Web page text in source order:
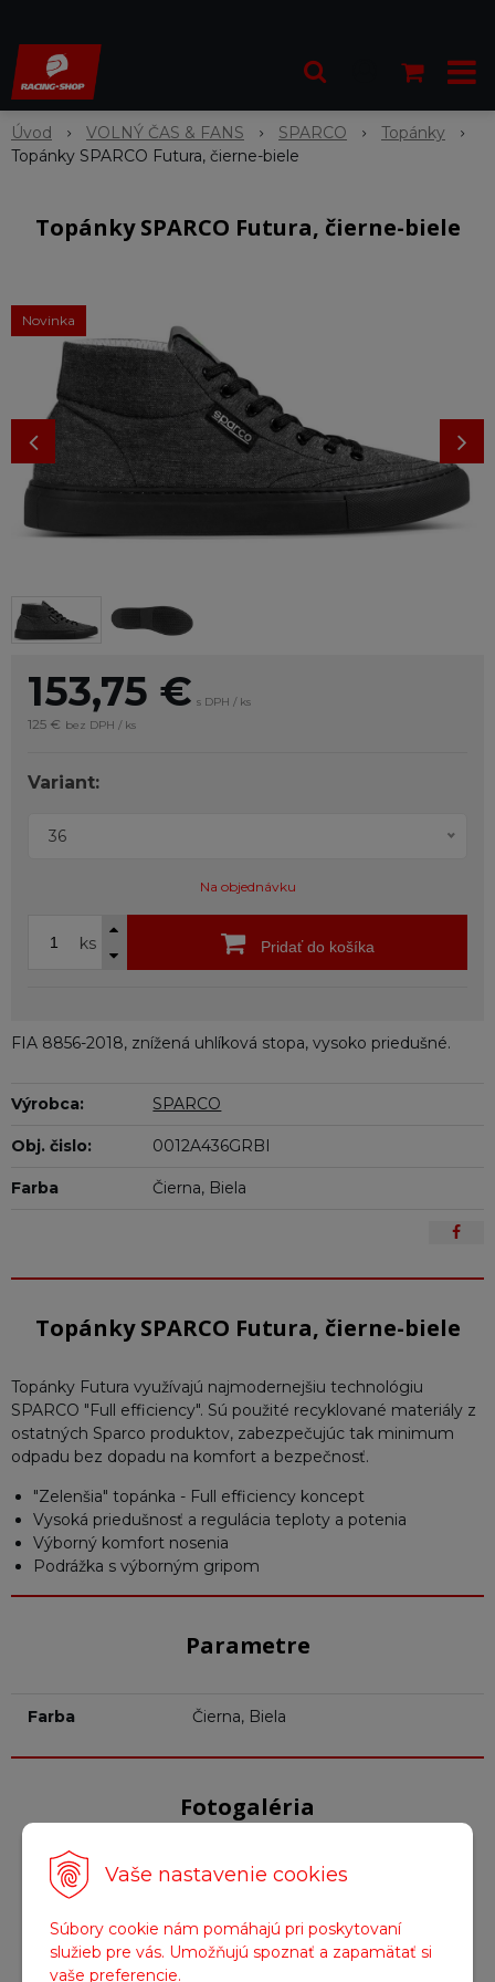
Vaše nastavenie cookies
Súbory cookie nám pomáhajú pri poskytovaní
služieb pre vás. Umožňujú spoznať a zapamätať si
vaše preferencie.
Úvod VOLNÝ ČAS & FANS SPARCO
Topánky
Topánky SPARCO Futura, čierne-biele
Topánky SPARCO Futura, čierne-biele
Novinka
153,75 € s DPH / ks
125 € bez DPH / ks
Variant:
36
Na objednávku
ks Pridať do košíka
FIA 8856-2018, znížená uhlíková stopa, vysoko priedušné.
Výrobca: SPARCO
Obj. čislo: 0012A436GRBI
Farba Čierna, Biela
Topánky SPARCO Futura, čierne-biele
Topánky Futura využívajú najmodernejšiu technológiu
SPARCO "Full efficiency". Sú použité recyklované materiály z
ostatných Sparco produktov, zabezpečujúc tak minimum
odpadu bez dopadu na komfort a bezpečnosť.
"Zelenšia" topánka - Full efficiency koncept
Vysoká priedušnosť a regulácia teploty a potenia
Výborný komfort nosenia
Podrážka s výborným gripom
Parametre
Farba Čierna, Biela
Fotogaléria